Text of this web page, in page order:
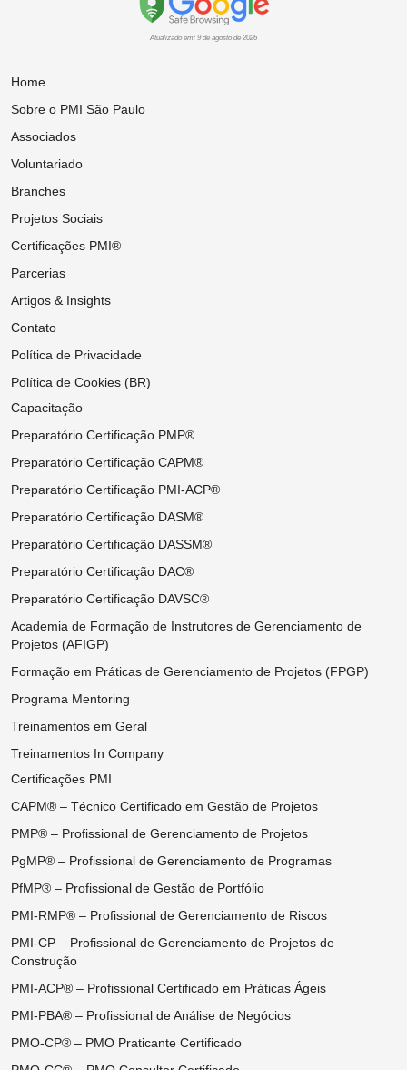
Atualizado em: 9 de agosto de 2026
Home
Sobre o PMI São Paulo
Associados
Voluntariado
Branches
Projetos Sociais
Certificações PMI®
Parcerias
Artigos & Insights
Contato
Política de Privacidade
Política de Cookies (BR)
Capacitação
Preparatório Certificação PMP®
Preparatório Certificação CAPM®
Preparatório Certificação PMI-ACP®
Preparatório Certificação DASM®
Preparatório Certificação DASSM®
Preparatório Certificação DAC®
Preparatório Certificação DAVSC®
Academia de Formação de Instrutores de Gerenciamento de
Projetos (AFIGP)
Formação em Práticas de Gerenciamento de Projetos (FPGP)
Programa Mentoring
Treinamentos em Geral
Treinamentos In Company
Certificações PMI
CAPM® – Técnico Certificado em Gestão de Projetos
PMP® – Profissional de Gerenciamento de Projetos
PgMP® – Profissional de Gerenciamento de Programas
PfMP® – Profissional de Gestão de Portfólio
PMI-RMP® – Profissional de Gerenciamento de Riscos
PMI-CP – Profissional de Gerenciamento de Projetos de
Construção
PMI-ACP® – Profissional Certificado em Práticas Ágeis
PMI-PBA® – Profissional de Análise de Negócios
PMO-CP® – PMO Praticante Certificado